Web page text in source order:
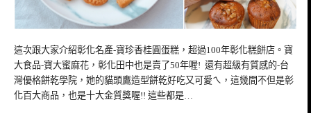
這次跟大家介紹彰化名產-寶珍香桂圓蛋糕，超過100年彰化糕餅店。寶
大食品-寶大蜜麻花，彰化田中也是賣了50年喔! 還有超級有質感的-台
灣優格餅乾學院，她的貓頭鷹造型餅乾好吃又可愛ㄟ，這幾間不但是彰
化百大商品，也是十大金質獎喔!! 這些都是…